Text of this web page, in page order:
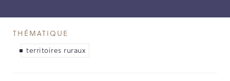
LES MÉTIERS DE L’INVENTAIRE
GÉNÉRAL
LES MEMBRES DE L’ÉQUIPE
THÉMATIQUE
territoires ruraux